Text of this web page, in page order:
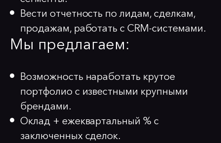
Вести отчетность по лидам, сделкам,
продажам, работать с CRM-системами.
Мы предлагаем:
Возможность наработать крутое
портфолио с известными крупными
брендами.
Оклад + ежеквартальный % с
заключенных сделок.